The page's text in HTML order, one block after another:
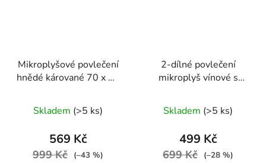
Mikroplyšové povlečení
hnědé kárované 70 x 90
Skladem (>5 ks)
569 Kč
999 Kč (–43 %)
2-dílné povlečení
mikroplyš vínové s
140x200 s vánočním
motivem
Skladem (>5 ks)
499 Kč
699 Kč (–28 %)